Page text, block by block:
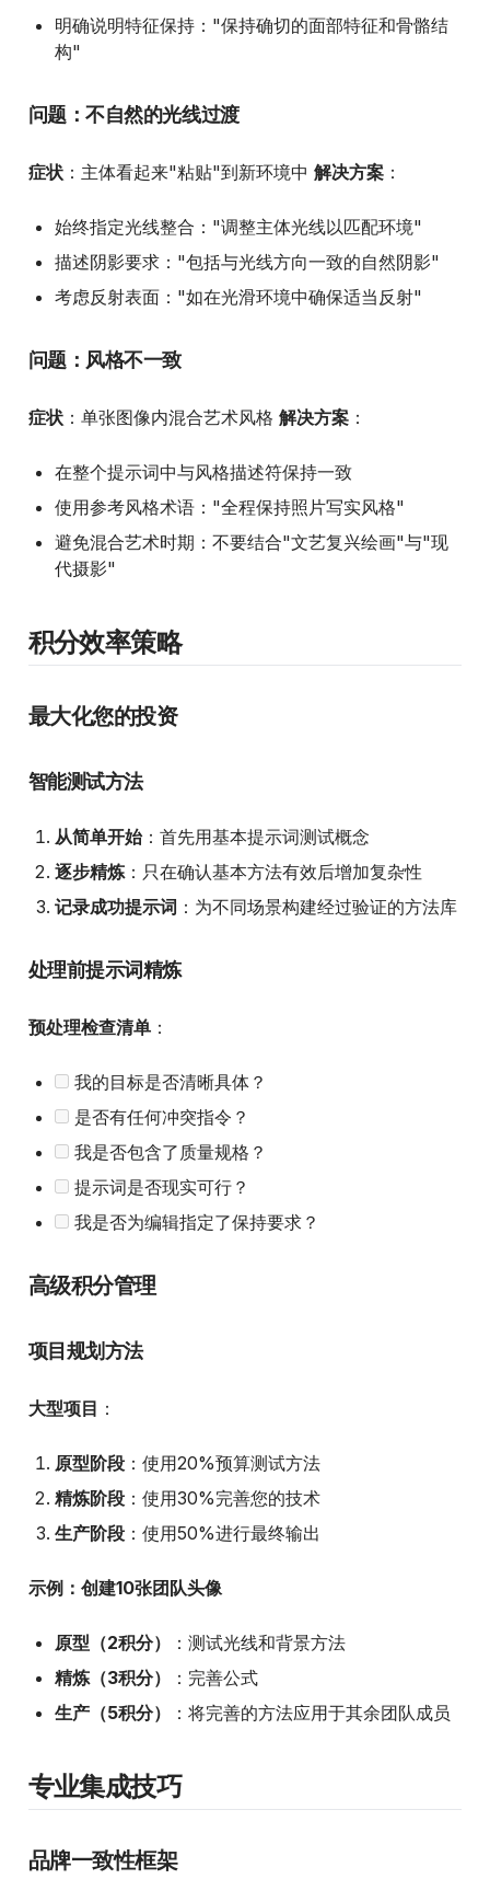
明确说明特征保持："保持确切的面部特征和骨骼结
构"
问题：不自然的光线过渡
症状：主体看起来"粘贴"到新环境中 解决方案：
始终指定光线整合："调整主体光线以匹配环境"
描述阴影要求："包括与光线方向一致的自然阴影"
考虑反射表面："如在光滑环境中确保适当反射"
问题：风格不一致
症状：单张图像内混合艺术风格 解决方案：
在整个提示词中与风格描述符保持一致
使用参考风格术语："全程保持照片写实风格"
避免混合艺术时期：不要结合"文艺复兴绘画"与"现
代摄影"
积分效率策略
最大化您的投资
智能测试方法
从简单开始：首先用基本提示词测试概念
逐步精炼：只在确认基本方法有效后增加复杂性
记录成功提示词 ：为不同场景构建经过验证的方法库
处理前提示词精炼
预处理检查清单：
我的目标是否清晰具体？
是否有任何冲突指令？
我是否包含了质量规格？
提示词是否现实可行？
我是否为编辑指定了保持要求？
高级积分管理
项目规划方法
大型项目 ：
原型阶段：使用20%预算测试方法
精炼阶段：使用30%完善您的技术
生产阶段：使用50%进行最终输出
示例：创建10张团队头像
原型（2积分）
：测试光线和背景方法
精炼（3积分）
：完善公式
生产（5积分）
：将完善的方法应用于其余团队成员
专业集成技巧
品牌一致性框架